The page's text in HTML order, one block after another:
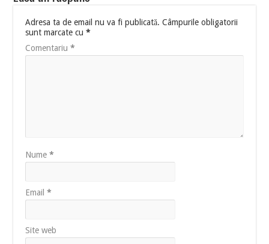
Adresa ta de email nu va fi publicată. Câmpurile obligatorii
sunt marcate cu*
Comentariu*
Nume*
Email*
Site web